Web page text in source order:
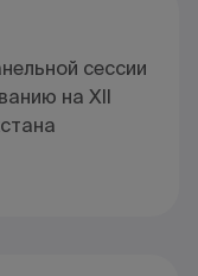
сессии
на XII